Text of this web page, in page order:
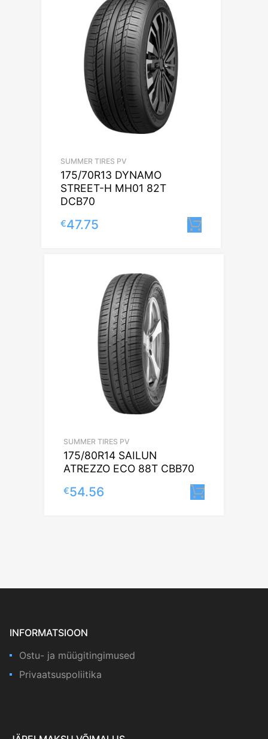
SUMMER TIRES PV
175/70R13 DYNAMO
STREET-H MH01 82T
DCB70
€47.75
SUMMER TIRES PV
175/80R14 SAILUN
ATREZZO ECO 88T CBB70
€54.56
INFORMATSIOON
Ostu- ja müügitingimused
Privaatsuspoliitika